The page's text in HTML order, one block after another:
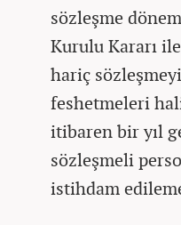
sözleşme
Kurulu Kararı
hariç
feshetmeleri
itibaren bir yıl
sözleşmeli
istihdam